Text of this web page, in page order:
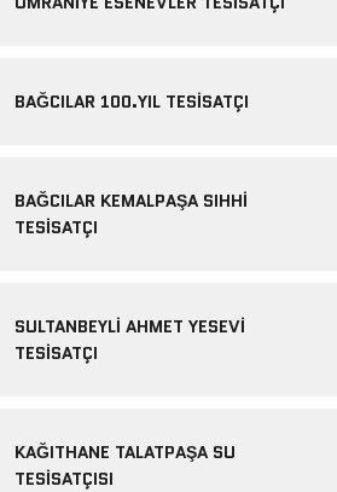
BAĞCILAR 100.YIL TESISATÇI
BAĞCILAR KEMALPAŞA SIHHI
TESISATÇI
SULTANBEYLI AHMET YESEVI
TESISATÇI
KAĞITHANE TALATPAŞA SU
TESISATÇISI